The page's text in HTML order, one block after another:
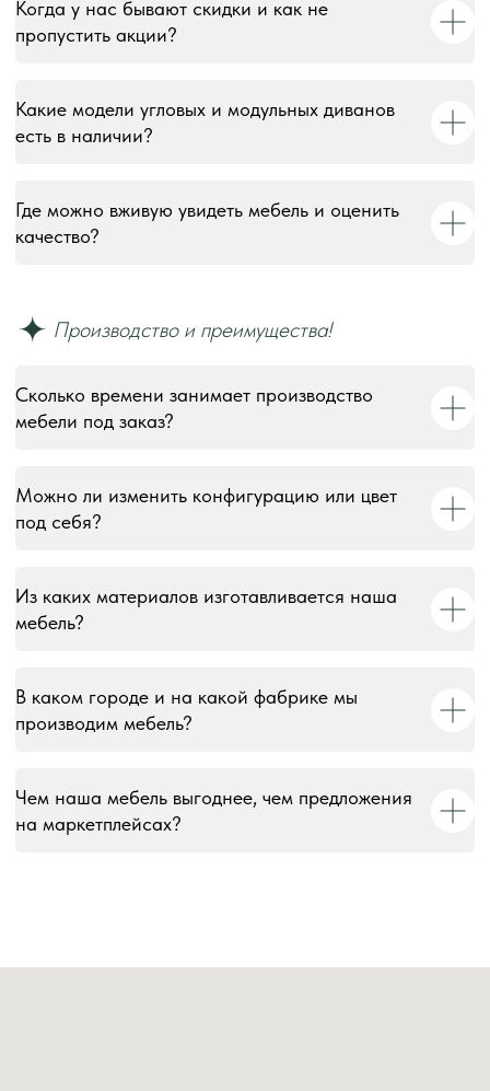
Когда у нас бывают скидки и как не
пропустить акции?
Какие модели угловых и модульных диванов
есть в наличии?
Где можно вживую увидеть мебель и оценить
качество?
Сколько времени занимает производство
мебели под заказ?
Можно ли изменить конфигурацию или цвет
под себя?
Из каких материалов изготавливается наша
мебель?
В каком городе и на какой фабрике мы
производим мебель?
Чем наша мебель выгоднее, чем предложения
на маркетплейсах?
прямо указанных в условиях публичной оферты.
© 2018–2026 Мебельная фабрика «Tulsy». Все права
защищены. Тексты, изображения, макеты и иные
РФ. Использование без письменного согласия запрещено
и влечёт юридическую ответственность.